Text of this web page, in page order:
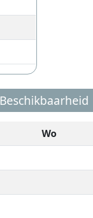
Beschikbaarheid
Wo